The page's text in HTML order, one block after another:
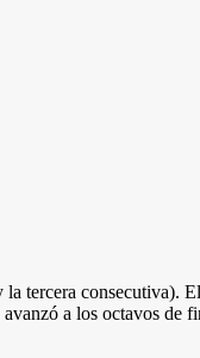
la tercera consecutiva).
a los octavos de